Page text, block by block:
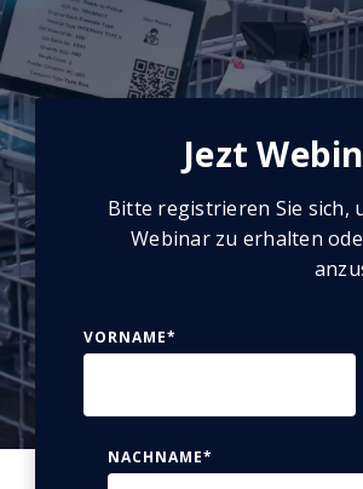
Jezt
Bitte registrieren Sie sich,
Webinar zu erhalten
VORNAME*
NACHNAME*